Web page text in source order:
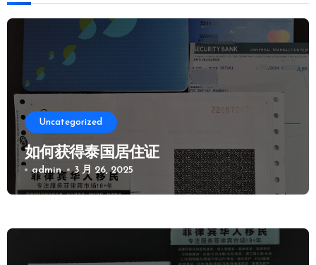
Uncategorized
如何获得泰国居住证
admin 3 月 26, 2025